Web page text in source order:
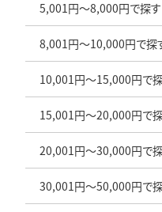
5,001円～8,000円で探す
8,001円～10,000円で探
10,001円～15,000円で
15,001円～20,000円で
20,001円～30,000円で
30,001円～50,000円で